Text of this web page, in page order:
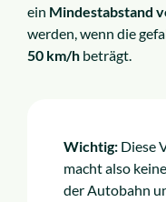
ein Mindestabstand
werden, wenn die
50 km/h beträgt.
Wichtig: Diese
macht also
der Autobahn